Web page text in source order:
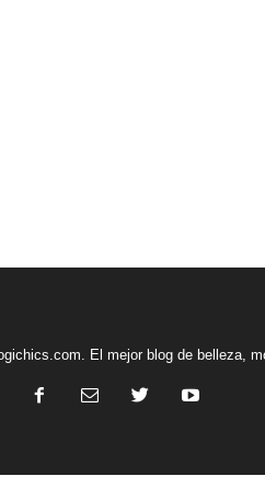
El mejor blog de belleza,